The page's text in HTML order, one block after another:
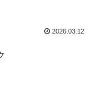
2026.03.12